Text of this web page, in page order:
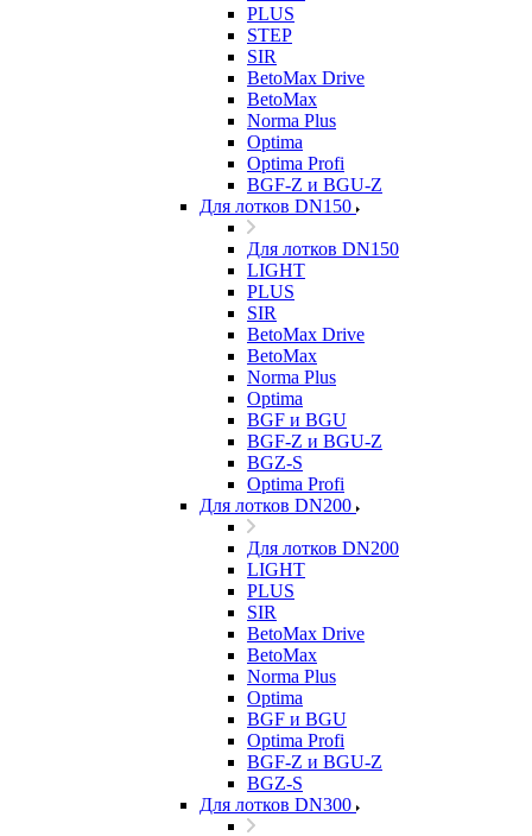
PLUS
STEP
SIR
BetoMax Drive
BetoMax
Norma Plus
Optima
Optima Profi
BGF-Z и BGU-Z
Для лотков DN150
Для лотков DN150
LIGHT
PLUS
SIR
BetoMax Drive
BetoMax
Norma Plus
Optima
BGF и BGU
BGF-Z и BGU-Z
BGZ-S
Optima Profi
Для лотков DN200
Для лотков DN200
LIGHT
PLUS
SIR
BetoMax Drive
BetoMax
Norma Plus
Optima
BGF и BGU
Optima Profi
BGF-Z и BGU-Z
BGZ-S
Для лотков DN300